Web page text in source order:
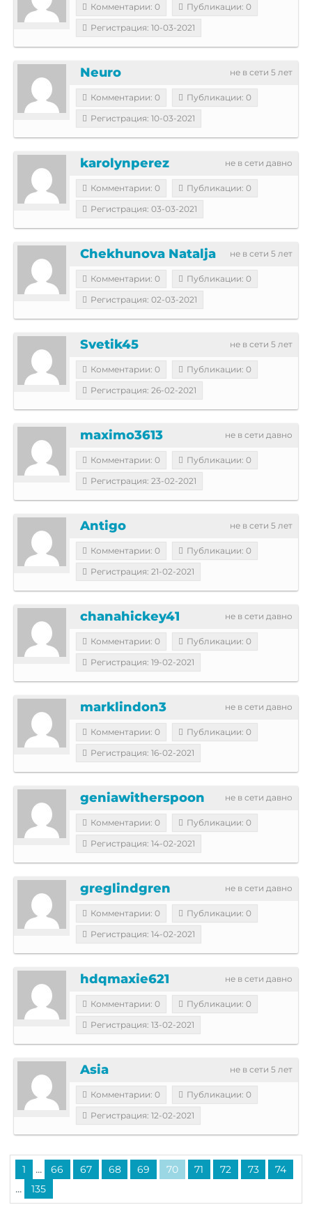
Комментарии: 0
Публикации: 0
Регистрация: 10-03-2021
не в сети 5 лет
Neuro
Комментарии: 0
Публикации: 0
Регистрация: 10-03-2021
не в сети давно
karolynperez
Комментарии: 0
Публикации: 0
Регистрация: 03-03-2021
не в сети 5 лет
Chekhunova Natalja
Комментарии: 0
Публикации: 0
Регистрация: 02-03-2021
не в сети 5 лет
Svetik45
Комментарии: 0
Публикации: 0
Регистрация: 26-02-2021
не в сети давно
maximo3613
Комментарии: 0
Публикации: 0
Регистрация: 23-02-2021
не в сети 5 лет
Antigo
Комментарии: 0
Публикации: 0
Регистрация: 21-02-2021
не в сети давно
chanahickey41
Комментарии: 0
Публикации: 0
Регистрация: 19-02-2021
не в сети давно
marklindon3
Комментарии: 0
Публикации: 0
Регистрация: 16-02-2021
не в сети давно
geniawitherspoon
Комментарии: 0
Публикации: 0
Регистрация: 14-02-2021
не в сети давно
greglindgren
Комментарии: 0
Публикации: 0
Регистрация: 14-02-2021
не в сети давно
hdqmaxie621
Комментарии: 0
Публикации: 0
Регистрация: 13-02-2021
не в сети 5 лет
Asia
Комментарии: 0
Публикации: 0
Регистрация: 12-02-2021
1 ... 66 67 68 69 70 71 72 73 74
... 135